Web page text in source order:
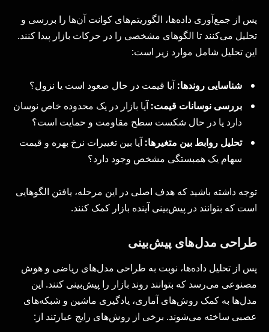
پس از جمع‌آوری داده‌ها، الگوریتم‌های کوانت آن‌ها را بررسی و
تحلیل می‌کنند تا الگوهای مشخصی را در حرکات بازار پیدا کنند.
این تحلیل شامل موارد زیر است:
شناسایی روندها:آیا قیمت در حال صعود است یا نزول؟
بررسی نوسانات قیمت:آیا بازار در یک محدوده خاص نوسان
دارد یا در حال شکست سطح مقاومت و حمایت است؟
تحلیل روابط بین متغیرها:آیا بین تغییرات نرخ بهره و قیمت
سهام یک همبستگی مشخص وجود دارد؟
توجه داشته باشید که هدف اصلی در این مرحله، یافتن الگوهایی
است که بتوانند در پیش‌بینی آینده بازار کمک کنند.
طراحی مدل‌های پیش‌بینی
پس از تحلیل داده‌ها، نوبت به طراحی مدل‌های ریاضی و هوش
مصنوعی می‌رسد که بتوانند روند بازار را پیش‌بینی کنند. این
مدل‌ها به کمک روش‌های آماری، یادگیری ماشین و شبکه‌های
عصبی ساخته می‌شوند. برخی از روش‌های رایج عبارتند از: